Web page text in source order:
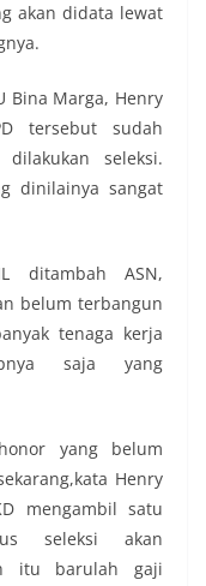
akan didata lewat
Bina Marga, Henry
tersebut sudah
seleksi.
dinilainya sangat
ditambah ASN,
belum terbangun
tenaga kerja
saja yang
yang belum
Henry
mengambil satu
seleksi akan
itu barulah gaji